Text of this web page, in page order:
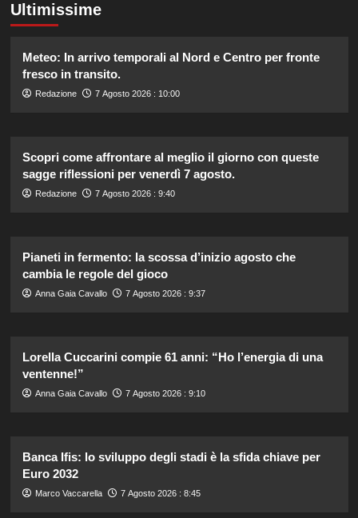
Ultimissime
Meteo: In arrivo temporali al Nord e Centro per fronte
fresco in transito.
Redazione 7 Agosto 2026 : 10:00
Scopri come affrontare al meglio il giorno con queste
sagge riflessioni per venerdì 7 agosto.
Redazione 7 Agosto 2026 : 9:40
Pianeti in fermento: la scossa d’inizio agosto che
cambia le regole del gioco
Anna Gaia Cavallo 7 Agosto 2026 : 9:37
Lorella Cuccarini compie 61 anni: “Ho l’energia di una
ventenne!”
Anna Gaia Cavallo 7 Agosto 2026 : 9:10
Banca Ifis: lo sviluppo degli stadi è la sfida chiave per
Euro 2032
Marco Vaccarella 7 Agosto 2026 : 8:45